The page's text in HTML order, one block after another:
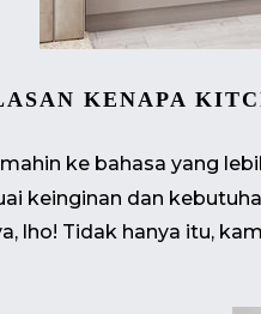
KENAPA
ke bahasa yang
keinginan dan
lho! Tidak hanya itu,